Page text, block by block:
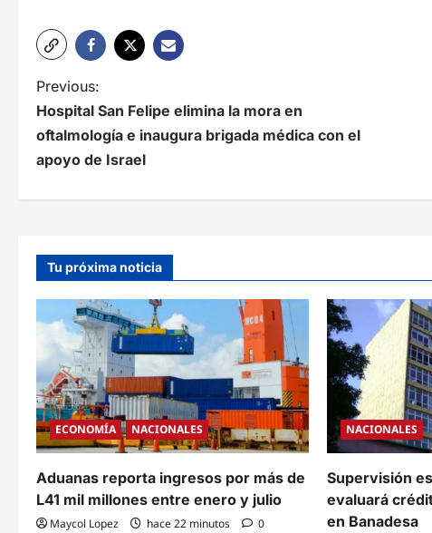
N
a
v
a
c
i
n
d
e
e
n
Previous:
Hospital San Felipe elimina la mora en
oftalmología e inaugura brigada médica con el
apoyo de Israel
Tu próxima noticia
ECONOMÍA NACIONALES
Aduanas reporta ingresos por más de
L41 mil millones entre enero y julio
Maycol Lopez hace 22 minutos 0
NACIONALES
Supervisión
evaluará
en Banadesa